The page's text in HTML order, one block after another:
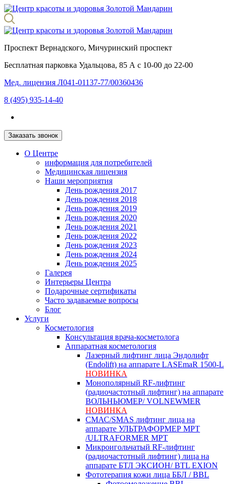
Проспект Вернадского, Мичуринский проспект
Бесплатная парковка Удальцова, 85 А с 10-00 до 22-00
Мед. лицензия Л041-01137-77/00360436
8 (495) 935-14-40
Заказать звонок
О Центре
информация для потребителей
Медицинская лицензия
Наши мероприятия
День рождения 2017
День рождения 2018
День рождения 2019
День рождения 2020
День рождения 2021
День рождения 2022
День рождения 2023
День рождения 2024
День рождения 2025
Галерея
Интерьеры Центра
Подарочные сертификаты
Часто задаваемые вопросы
Блог
Услуги
Косметология
Консультация врача-косметолога
Аппаратная косметология
Лазерный лифтинг лица Эндолифт
(Endolift) на аппарате LASEmaR 1500-L
НОВИНКА
Монополярный RF‑лифтинг
(радиочастотный лифтинг) на аппарате
ВОЛЬНЬЮМЕР/ VOLNEWMER
НОВИНКА
СМАС/SMAS лифтинг лица на
аппарате УЛЬТРАФОРМЕР MPT
/ULTRAFORMER MPT
Микроигольчатый RF-лифтинг
(радиочастотный лифтинг) лица на
аппарате БТЛ ЭКСИОН/ BTL EXION
Фототерапия кожи лица ББЛ / BBL